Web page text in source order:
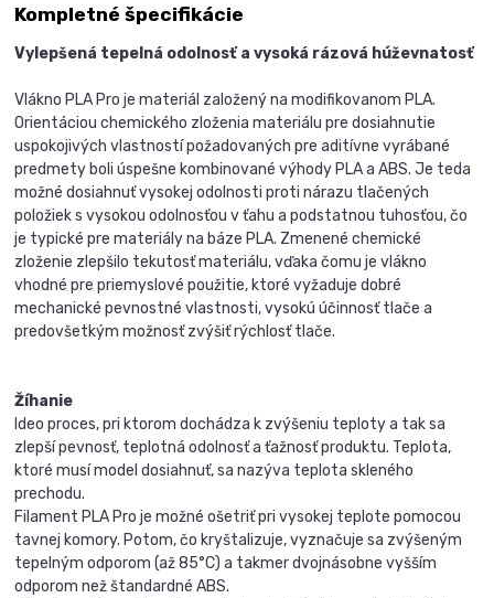
Kompletné špecifikácie
Vylepšená tepelná odolnosť a vysoká rázová húževnatosť
Vlákno PLA Pro je materiál založený na modifikovanom PLA.
Orientáciou chemického zloženia materiálu pre dosiahnutie
uspokojivých vlastností požadovaných pre aditívne vyrábané
predmety boli úspešne kombinované výhody PLA a ABS. Je teda
možné dosiahnuť vysokej odolnosti proti nárazu tlačených
položiek s vysokou odolnosťou v ťahu a podstatnou tuhosťou, čo
je typické pre materiály na báze PLA. Zmenené chemické
zloženie zlepšilo tekutosť materiálu, vďaka čomu je vlákno
vhodné pre priemyslové použitie, ktoré vyžaduje dobré
mechanické pevnostné vlastnosti, vysokú účinnosť tlače a
predovšetkým možnosť zvýšiť rýchlosť tlače.
Žíhanie
Ideo proces, pri ktorom dochádza k zvýšeniu teploty a tak sa
zlepší pevnosť, teplotná odolnosť a ťažnosť produktu. Teplota,
ktoré musí model dosiahnuť, sa nazýva teplota skleného
prechodu.
Filament PLA Pro je možné ošetriť pri vysokej teplote pomocou
tavnej komory. Potom, čo kryštalizuje, vyznačuje sa zvýšeným
tepelným odporom (až 85°C) a takmer dvojnásobne vyšším
odporom než štandardné ABS.